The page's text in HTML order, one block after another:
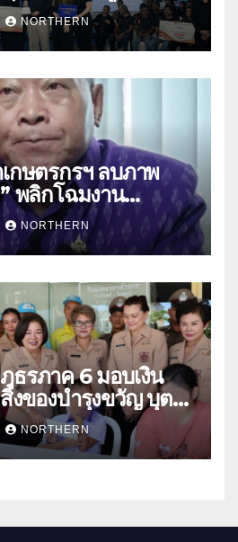
อนนวัตกรรมสู่เชิง
NORTHERN
กษตรกรฯ ลบภาพ
พลิกโฉมงาน
เมืองสองแคว 69” มุ่ง
รกร ดึงนวัตกรรม-จับ
เกษตรสู่สากล (คลิป)
NORTHERN
ธรภาค 6 มอบเงิน
งของบำรุงขวัญ บุตร-
NORTHERN